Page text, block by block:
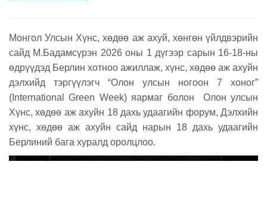
Монгол Улсын Хүнс, хөдөө аж ахуй, хөнгөн үйлдвэрийн
сайд М.Бадамсүрэн 2026 оны 1 дүгээр сарын 16-18-ны
өдрүүдэд Берлин хотноо ажиллаж, хүнс, хөдөө аж ахуйн
дэлхийд тэргүүлэгч “Олон улсын ногоон 7 хоног”
(International Green Week) яармаг болон Олон улсын
Хүнс, хөдөө аж ахуйн 18 дахь удаагийн форум, Дэлхийн
хүнс, хөдөө аж ахуйн сайд нарын 18 дахь удаагийн
Берлиний бага хуралд оролцлоо.